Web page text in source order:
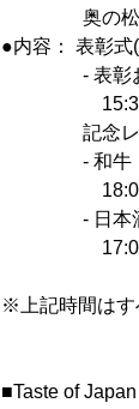
奥の松酒造
●内容： 表彰式
- 表彰およ
15:30-
記念レセ
- 和牛・日
18:00-
- 日本酒生
17:00-
※上記時間はす
■Taste of